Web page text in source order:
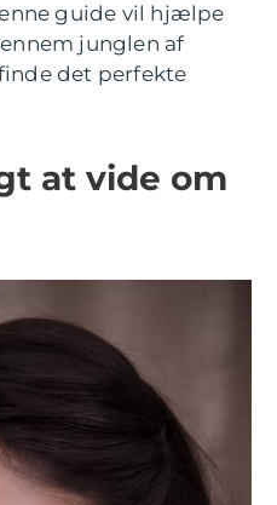
guide vil hjælpe
junglen af
det perfekte
at vide om